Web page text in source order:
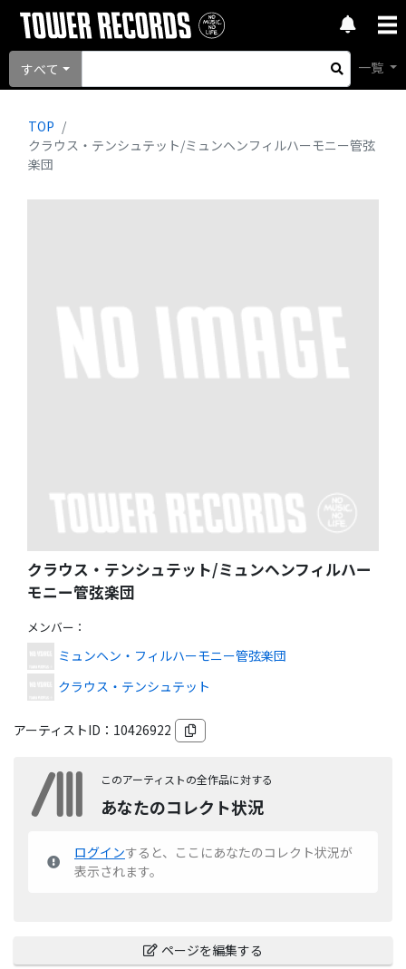
すべて 一覧
TOP
クラウス・テンシュテット/ミュンヘンフィルハーモニー管弦
楽団
クラウス・テンシュテット/ミュンヘンフィルハー
モニー管弦楽団
メンバー ：
ミュンヘン・フィルハーモニー管弦楽団
クラウス・テンシュテット
アーティストID： 10426922
このアーティストの全作品に対する
あなたのコレクト状況
ログインすると、ここにあなたのコレクト状況が
表示されます。
ページを編集する